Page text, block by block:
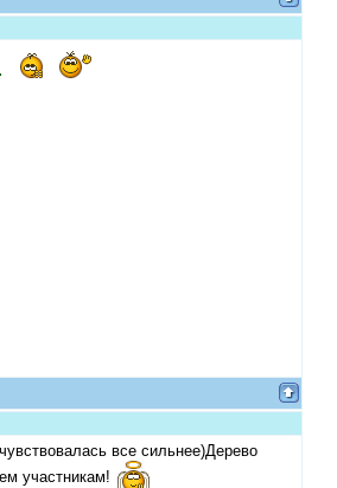
все сильнее)Дерево
участникам!